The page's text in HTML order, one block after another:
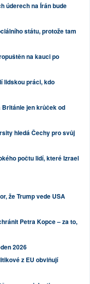
úderech na Írán bude
státu, protože tam
na kauci po
lidskou práci, kdo
Británie jen krůček od
hledá Čechy pro svůj
počtu lidí, které Izrael
že Trump vede USA
Petra Kopce – za to,
2026
z EU obviňují